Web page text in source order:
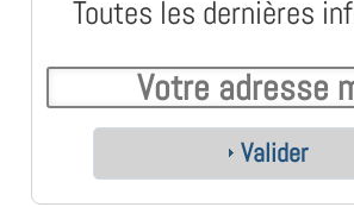
Toutes les dernières
Valider